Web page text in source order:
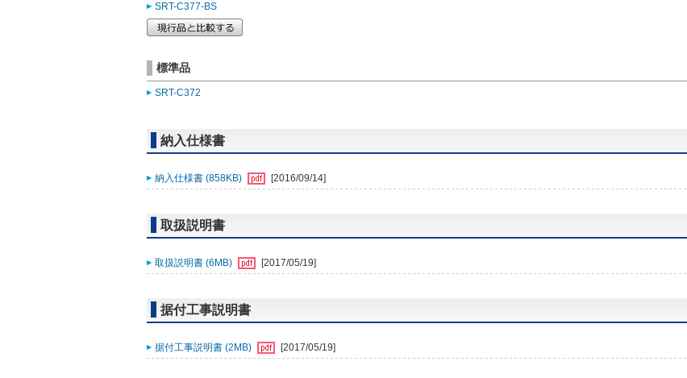
SRT-C377-BS
標準品
SRT-C372
納入仕様書
納入仕様書 (858KB) [2016/09/14]
取扱説明書
取扱説明書 (6MB) [2017/05/19]
据付工事説明書
据付工事説明書 (2MB) [2017/05/19]